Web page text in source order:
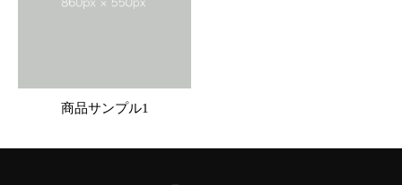
商品サンプル1